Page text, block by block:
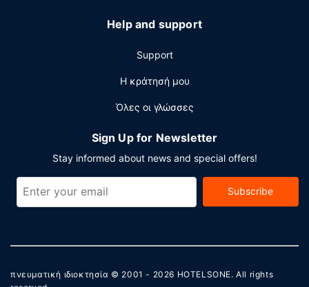
Help and support
Support
Η κράτησή μου
Όλες οι γλώσσες
Sign Up for Newsletter
Stay informed about news and special offers!
Subscribe
πνευματική ιδιοκτησία © 2001 - 2026 HOTELSONE. All rights